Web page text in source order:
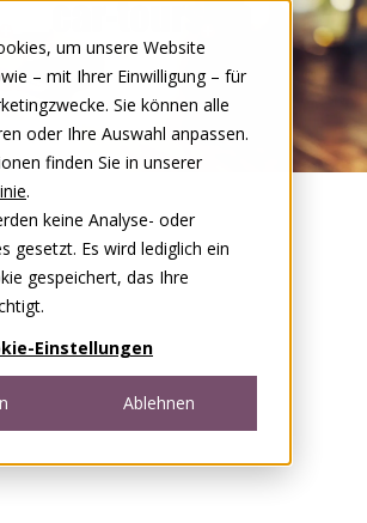
um unsere Website
– mit Ihrer Einwilligung – für
Sie können alle
oder Ihre Auswahl anpassen.
finden Sie in unserer
.
keine Analyse- oder
gesetzt. Es wird lediglich ein
gespeichert, das Ihre
Einstellungen
Ablehnen